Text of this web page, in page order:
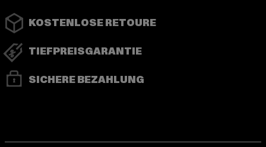
KOSTENLOSE RETOURE
TIEFPREISGARANTIE
SICHERE BEZAHLUNG